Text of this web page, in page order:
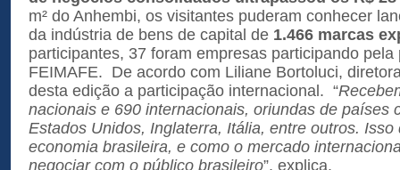
m² do Anhembi, os visitantes puderam conhecer
da indústria de bens de capital de 1.466 marcas
participantes, 37 foram empresas participando pela
FEIMAFE. De acordo com Liliane Bortoluci,
desta edição a participação internacional. “
nacionais e 690 internacionais, oriundas de países
Estados Unidos, Inglaterra, Itália, entre outros.
economia brasileira, e como o mercado
negociar com o público brasileiro”, explica.